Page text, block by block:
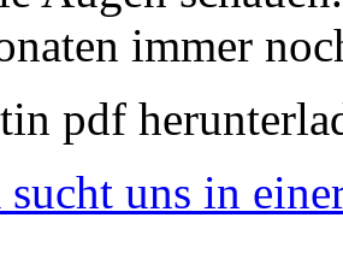
immer
pdf
sucht uns in